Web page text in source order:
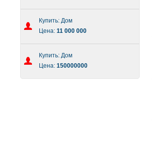
Купить: Дом
Цена: 11 000 000
Купить: Дом
Цена: 150000000